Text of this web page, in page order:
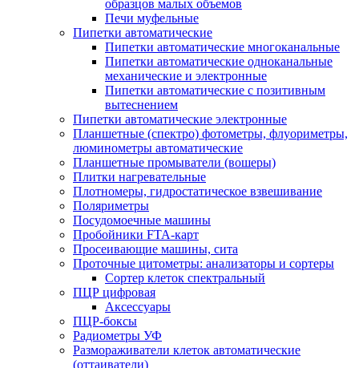
образцов малых объемов
Печи муфельные
Пипетки автоматические
Пипетки автоматические многоканальные
Пипетки автоматические одноканальные
механические и электронные
Пипетки автоматические с позитивным
вытеснением
Пипетки автоматические электронные
Планшетные (спектро) фотометры, флуориметры,
люминометры автоматические
Планшетные промыватели (вошеры)
Плитки нагревательные
Плотномеры, гидростатическое взвешивание
Поляриметры
Посудомоечные машины
Пробойники FTA-карт
Просеивающие машины, сита
Проточные цитометры: анализаторы и сортеры
Сортер клеток спектральный
ПЦР цифровая
Аксессуары
ПЦР-боксы
Радиометры УФ
Размораживатели клеток автоматические
(оттаиватели)